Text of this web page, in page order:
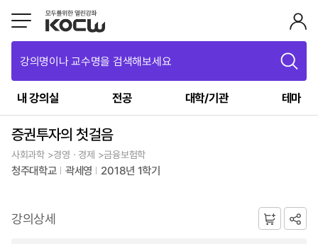
강의명이나 교수명을 검색해보세요
내 강의실 전공 대학/기관 테마
증권투자의 첫걸음
사회과학 >경영ㆍ경제 >금융보험학
청주대학교 곽세영 2018년 1학기
강의상세